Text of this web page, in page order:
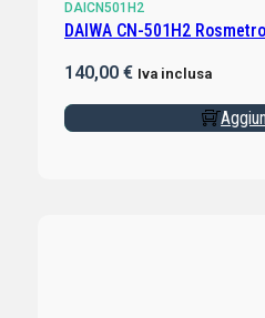
DAICN501H2
DAIWA CN-501H2
140,00 € Iva inclusa